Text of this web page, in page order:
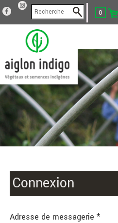
0
Connexion
Adresse de messagerie *